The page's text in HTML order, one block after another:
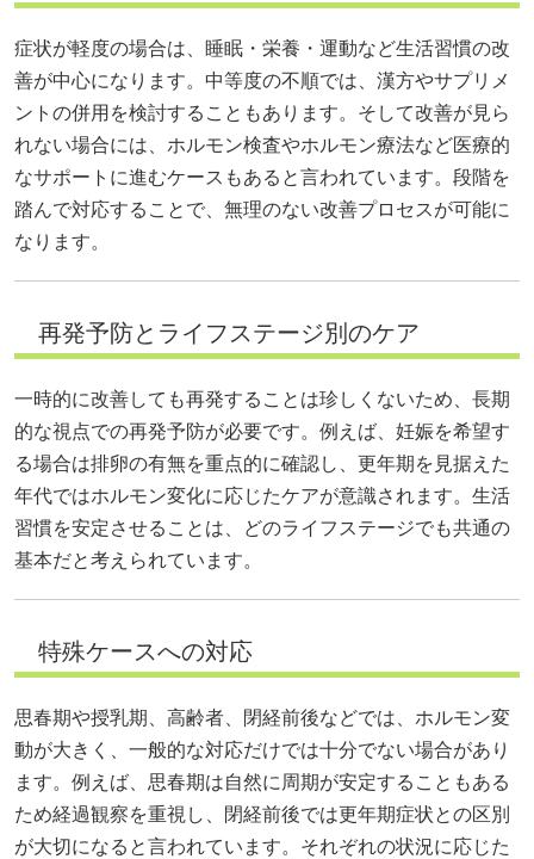
症状が軽度の場合は、睡眠・栄養・運動など生活習慣の改
善が中心になります。中等度の不順では、漢方やサプリメ
ントの併用を検討することもあります。そして改善が見ら
れない場合には、ホルモン検査やホルモン療法など医療的
なサポートに進むケースもあると言われています。段階を
踏んで対応することで、無理のない改善プロセスが可能に
なります。
再発予防とライフステージ別のケア
一時的に改善しても再発することは珍しくないため、長期
的な視点での再発予防が必要です。例えば、妊娠を希望す
る場合は排卵の有無を重点的に確認し、更年期を見据えた
年代ではホルモン変化に応じたケアが意識されます。生活
習慣を安定させることは、どのライフステージでも共通の
基本だと考えられています。
特殊ケースへの対応
思春期や授乳期、高齢者、閉経前後などでは、ホルモン変
動が大きく、一般的な対応だけでは十分でない場合があり
ます。例えば、思春期は自然に周期が安定することもある
ため経過観察を重視し、閉経前後では更年期症状との区別
が大切になると言われています。それぞれの状況に応じた